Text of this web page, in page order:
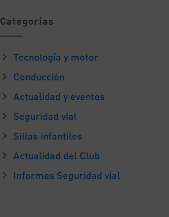
Categorías
Tecnología y motor
Conducción
Actualidad y eventos
Seguridad vial
Sillas infantiles
Actualidad del Club
Informes Seguridad vial